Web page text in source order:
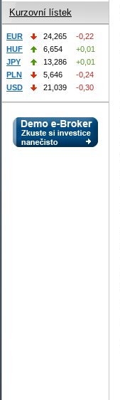
Kurzovní lístek
EUR 24,265
-0,22
HUF
6,654
+0,01
JPY
13,286
+0,01
PLN
5,646
-0,24
USD
21,039 -0,30